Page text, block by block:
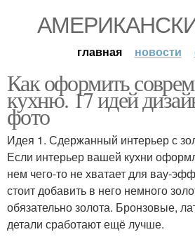
главная новости
Как оформить
кухню. 17 идей
фото
Идея 1. Сдержанный интерьер с
Если интерьер вашей кухни
нем чего-то не хватает для вау-
стоит добавить в него немного
обязательно золота. Бронзовые,
детали сработают ещё лучше.